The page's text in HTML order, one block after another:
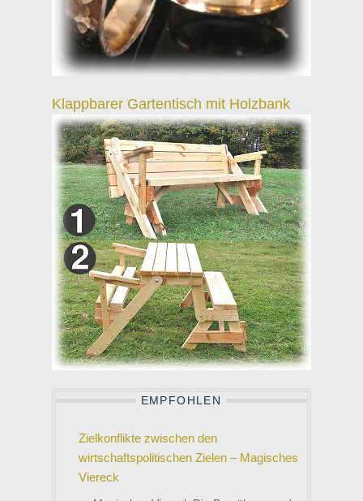
Klappbarer Gartentisch mit Holzbank
EMPFOHLEN
Zielkonflikte zwischen den
wirtschaftspolitischen Zielen – Magisches
Viereck